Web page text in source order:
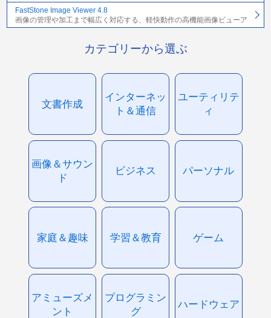
FastStone Image Viewer 4.8
画像の管理や加工まで幅広く対応する、軽快動作の高機能画像ビューア
カテゴリーから選ぶ
文書作成
インターネッ
ト＆通信
ユーティリテ
ィ
画像＆サウン
ド
ビジネス パーソナル
家庭＆趣味 学習＆教育 ゲーム
アミューズメ
ント
プログラミン
グ
ハードウェア